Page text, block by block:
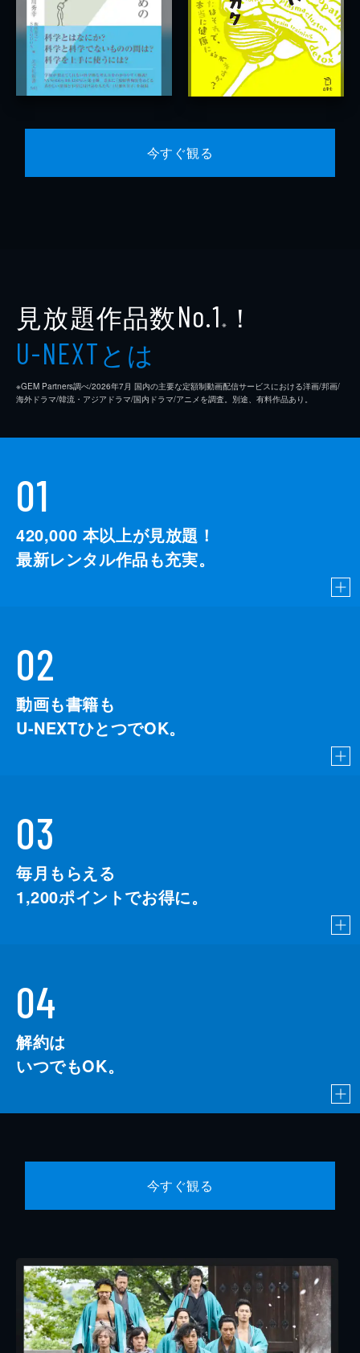
今すぐ観る
見放題作品数No.1 ※ ！
U-NEXTとは
※GEM Partners調べ/2026年7⽉ 国内の主要な定額制動画配信サービスにおける洋画/邦画/
海外ドラマ/韓流・アジアドラマ/国内ドラマ/アニメを調査。別途、有料作品あり。
01
420,000 本以上が見放題！
最新レンタル作品も充実。
02
動画も書籍も
U-NEXTひとつでOK。
03
毎月もらえる
1,200ポイントでお得に。
04
解約は
いつでもOK。
今すぐ観る